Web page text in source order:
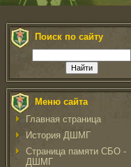
Поиск по сайту
Меню сайта
Главная страница
История ДШМГ
Страница памяти СБО -
ДШМГ